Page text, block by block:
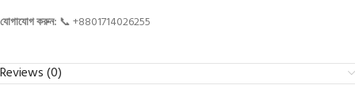
যোগাযোগ করুন: 📞 +8801714026255
Reviews (0)